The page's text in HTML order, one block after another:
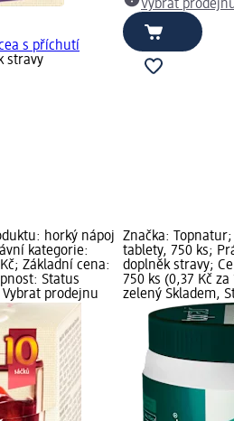
s příchutí
stravy
Vybrat
horký nápoj
kategorie:
Základní cena:
Status
prodejnu
Značka:
tablety, 750 ks;
doplněk stravy;
750 ks (0,37 Kč
zelený Skladem,